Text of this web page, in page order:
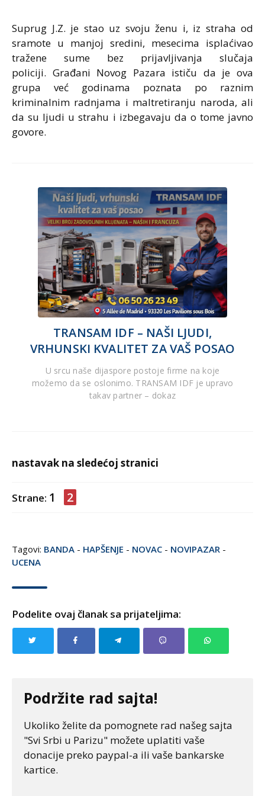
Suprug J.Z. je stao uz svoju ženu i, iz straha od
sramote u manjoj sredini, mesecima isplaćivao
tražene sume bez prijavljivanja slučaja
policiji. Građani Novog Pazara ističu da je ova
grupa već godinama poznata po raznim
kriminalnim radnjama i maltretiranju naroda, ali
da su ljudi u strahu i izbegavaju da o tome javno
govore.
TRANSAM IDF – NAŠI LJUDI,
VRHUNSKI KVALITET ZA VAŠ POSAO
U srcu naše dijaspore postoje firme na koje
možemo da se oslonimo. TRANSAM IDF je upravo
takav partner – dokaz
nastavak na sledećoj stranici
Strane: 1 2
Tagovi: BANDA - HAPŠENJE - NOVAC - NOVIPAZAR -
UCENA
Podelite ovaj članak sa prijateljima:
Podržite rad sajta!
Ukoliko želite da pomognete rad našeg sajta
"Svi Srbi u Parizu" možete uplatiti vaše
donacije preko paypal-a ili vaše bankarske
kartice.